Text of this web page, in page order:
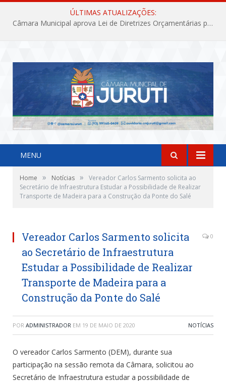
ÚLTIMAS ATUALIZAÇÕES:
Câmara Municipal aprova Lei de Diretrizes Orçamentárias para o exercício financeiro de 2027
MENU
Home » Notícias »
Vereador Carlos Sarmento solicita ao
Secretário de Infraestrutura Estudar a Possibilidade de Realizar
Transporte de Madeira para a Construção da Ponte do Salé
Vereador Carlos Sarmento solicita
ao Secretário de Infraestrutura
Estudar a Possibilidade de Realizar
Transporte de Madeira para a
Construção da Ponte do Salé
0
POR ADMINISTRADOR EM 19 DE MAIO DE 2020 NOTÍCIAS
O vereador Carlos Sarmento (DEM), durante sua
participação na sessão remota da Câmara, solicitou ao
Secretário de Infraestrutura estudar a possibilidade de